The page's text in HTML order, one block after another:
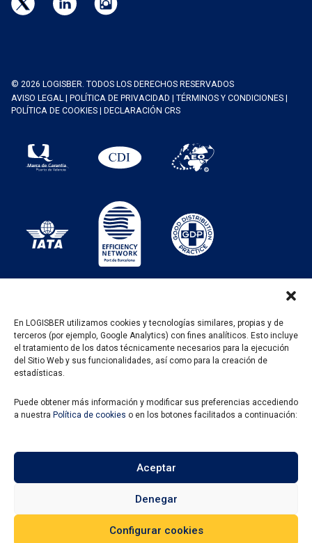
En LOGISBER utilizamos cookies y tecnologías similares, propias y de
terceros (por ejemplo, Google Analytics) con fines analíticos. Esto incluye
el tratamiento de los datos técnicamente necesarios para la ejecución
del Sitio Web y sus funcionalidades, así como para la creación de
estadísticas.
Puede obtener más información y modificar sus preferencias accediendo
a nuestra Política de cookies o en los botones facilitados a continuación:
Aceptar
Denegar
Configurar cookies
© 2026 LOGISBER. TODOS LOS DERECHOS RESERVADOS
AVISO LEGAL | POLÍTICA DE PRIVACIDAD | TÉRMINOS Y CONDICIONES |
POLÍTICA DE COOKIES | DECLARACIÓN CRS
PROGRAMA KIT DIGITAL FINANCIADO POR LOS
FONDOS NEXT GENERATION DEL MECANISMO DE